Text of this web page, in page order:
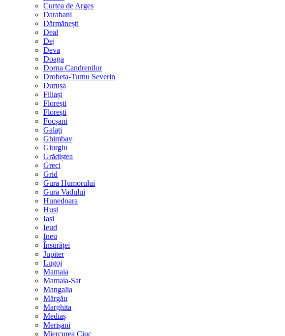
Curtea de Argeș
Darabani
Dărmănești
Deal
Dej
Deva
Doaga
Dorna Candrenilor
Drobeta-Turnu Severin
Durușa
Filiași
Florești
Florești
Focșani
Galați
Ghimbav
Giurgiu
Grădiștea
Greci
Grid
Gura Humorului
Gura Vadului
Hunedoara
Huși
Iași
Ieud
Ineu
Însurăței
Jupiter
Lugoj
Mamaia
Mamaia-Sat
Mangalia
Mărgău
Marghita
Mediaș
Merișani
Miercurea Ciuc